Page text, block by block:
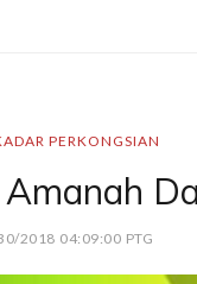
PERKONGSIAN
2018 04:09:00 PTG